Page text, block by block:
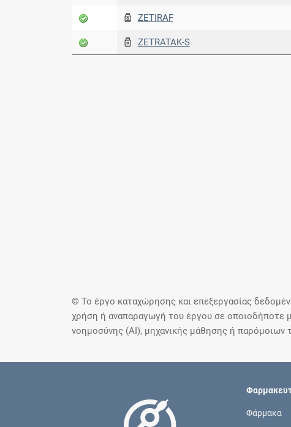
ZETIRAF
ZETRATAK-S
© Το έργο καταχώρησης και επεξεργασίας
χρήση ή αναπαραγωγή του έργου σε οποιοδήποτε
νοημοσύνης (AI), μηχανικής μάθησης ή παρόμοιων
Φάρμακα